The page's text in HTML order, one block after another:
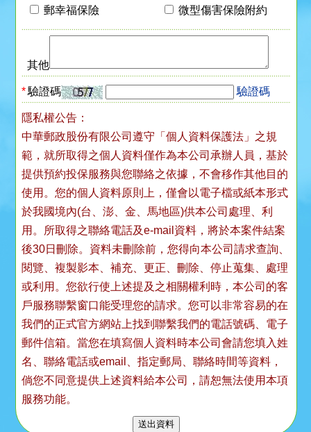
郵幸福保險 微型傷害保險附約
其他
*驗證碼 驗證碼
隱私權公告：
中華郵政股份有限公司遵守「個人資料保護法」之規
範，就所取得之個人資料僅作為本公司承辦人員，基於
提供預約投保服務與您聯絡之依據，不會移作其他目的
使用。您的個人資料原則上，僅會以電子檔或紙本形式
於我國境內(台、澎、金、馬地區)供本公司處理、利
用。所取得之聯絡電話及e-mail資料，將於本案件結案
後30日刪除。資料未刪除前，您得向本公司請求查詢、
閱覽、複製影本、補充、更正、刪除、停止蒐集、處理
或利用。您欲行使上述提及之相關權利時，本公司的客
戶服務聯繫窗口能受理您的請求。您可以非常容易的在
我們的正式官方網站上找到聯繫我們的電話號碼、電子
郵件信箱。當您在填寫個人資料時本公司會請您填入姓
名、聯絡電話或email、指定郵局、聯絡時間等資料，
倘您不同意提供上述資料給本公司，請恕無法使用本項
服務功能。